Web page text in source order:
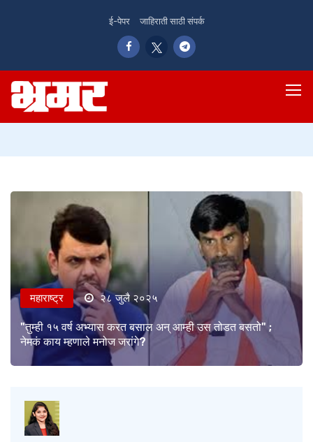
ई-पेपर जाहिराती साठी संपर्क
महाराष्ट्र २८ जुलै २०२५
"तुम्ही १५ वर्ष अभ्यास करत बसाल अन् आम्ही उस तोडत बसतो" ;
नेमकं काय म्हणाले मनोज जरांगे?